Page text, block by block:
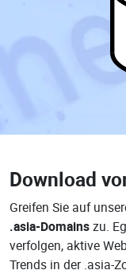
Download
Greifen Sie auf
.asia-Domainszu.
verfolgen, aktive
Trends in der .asia-